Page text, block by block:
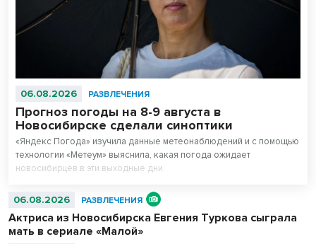
06.08.2026 РАЗВЛЕЧЕНИЯ
Прогноз погоды на 8-9 августа в
Новосибирске сделали синоптики
«Яндекс Погода» изучила данные метеонаблюдений и с помощью
технологии «Метеум» выяснила, какая погода ожидает
новосибирцев в эти выходные дни.
06.08.2026 РАЗВЛЕЧЕНИЯ
Актриса из Новосибирска Евгения Туркова сыграла
мать в сериале «Малой»